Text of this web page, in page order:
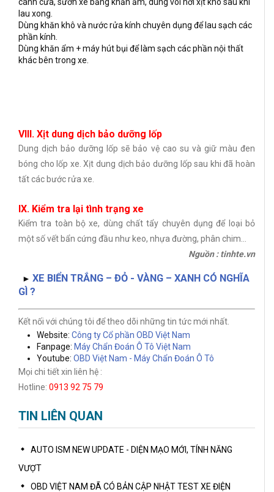
lau xong.
Dùng khăn khô và nước rửa kính chuyên dụng để lau sạch các
phần kính.
Dùng khăn ẩm + máy hút bụi để làm sạch các phần nội thất
khác bên trong xe.
VIII. Xịt dung dịch bảo dưỡng lốp
Dung dịch bảo dưỡng lốp sẽ bảo vệ cao su và giữ màu đen
bóng cho lốp xe. Xịt dung dịch bảo dưỡng lốp sau khi đã hoàn
tất các bước rửa xe.
IX. Kiểm tra lại tình trạng xe
Kiểm tra toàn bộ xe, dùng chất tẩy chuyên dụng để loại bỏ
một số vết bẩn cứng đầu như keo, nhựa đường, phân chim…
Nguồn : tinhte.vn
► XE BIỂN TRẮNG – ĐỎ - VÀNG – XANH CÓ NGHĨA
GÌ ?
Kết nối với chúng tôi để theo dõi những tin tức mới nhất.
Website: Công ty Cổ phần OBD Việt Nam
Fanpage: Máy Chẩn Đoán Ô Tô Việt Nam
Youtube: OBD Việt Nam - Máy Chẩn Đoán Ô Tô
Mọi chi tiết xin liên hệ :
Hotline: 0913 92 75 79
TIN LIÊN QUAN
AUTO ISM NEW UPDATE - DIỆN MẠO MỚI, TÍNH NĂNG
VƯỢT
OBD VIỆT NAM ĐÃ CÓ BẢN CẬP NHẬT TEST XE ĐIỆN